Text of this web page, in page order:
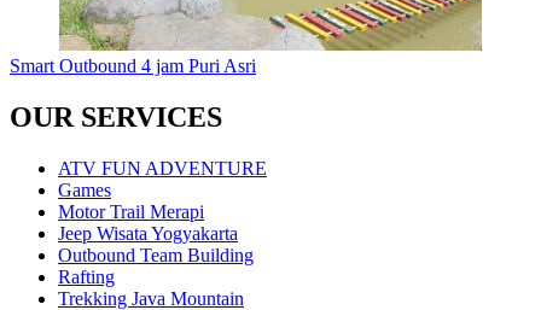
Smart Outbound 4 jam Puri Asri
OUR SERVICES
ATV FUN ADVENTURE
Games
Motor Trail Merapi
Jeep Wisata Yogyakarta
Outbound Team Building
Rafting
Trekking Java Mountain